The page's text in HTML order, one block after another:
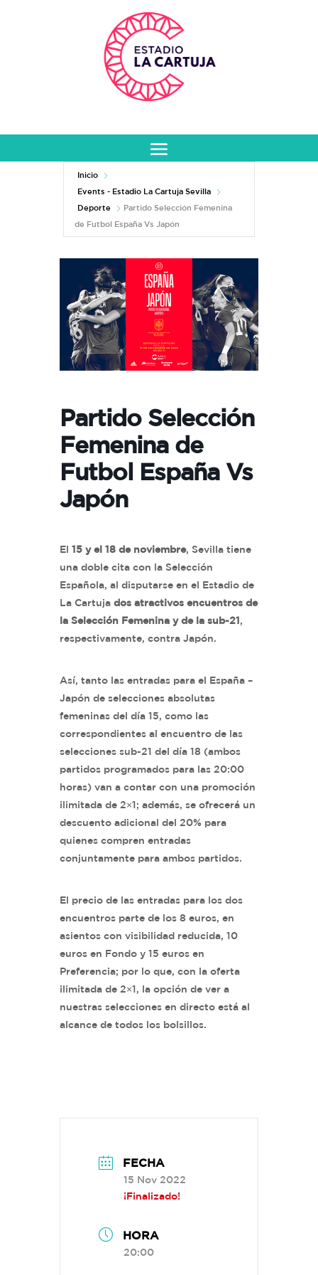
Inicio
Events - Estadio La Cartuja Sevilla
Deporte
Partido Selección Femenina
de Futbol España Vs Japón
Partido Selección
Femenina de
Futbol España Vs
Japón
El 15 y el 18 de noviembre, Sevilla tiene
una doble cita con la Selección
Española, al disputarse en el Estadio de
La Cartuja dos atractivos encuentros de
la Selección Femenina y de la sub-21,
respectivamente, contra Japón.
Así, tanto las entradas para el España –
Japón de selecciones absolutas
femeninas del día 15, como las
correspondientes al encuentro de las
selecciones sub-21 del día 18 (ambos
partidos programados para las 20:00
horas) van a contar con una promoción
ilimitada de 2×1; además, se ofrecerá un
descuento adicional del 20% para
quienes compren entradas
conjuntamente para ambos partidos.
El precio de las entradas para los dos
encuentros parte de los 8 euros, en
asientos con visibilidad reducida, 10
euros en Fondo y 15 euros en
Preferencia; por lo que, con la oferta
ilimitada de 2×1, la opción de ver a
nuestras selecciones en directo está al
alcance de todos los bolsillos.
FECHA
15 Nov 2022
¡Finalizado!
HORA
20:00